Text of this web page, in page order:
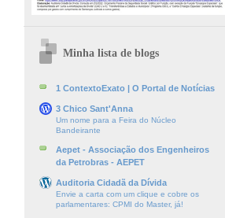
Minha lista de blogs
1 ContextoExato | O Portal de Notícias
3 Chico Sant'Anna
Um nome para a Feira do Núcleo
Bandeirante
Aepet - Associação dos Engenheiros
da Petrobras - AEPET
Auditoria Cidadã da Dívida
Envie a carta com um clique e cobre os
parlamentares: CPMI do Master, já!